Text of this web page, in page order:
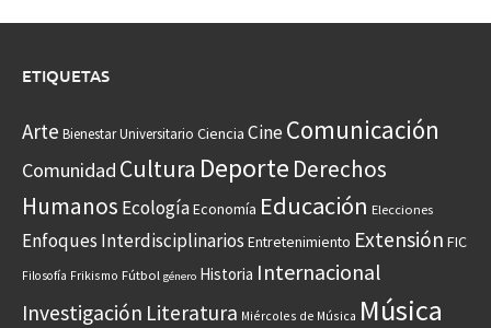
ETIQUETAS
Arte Bienestar Universitario Ciencia CineComunicación
Comunidad Cultura Deporte Derechos
Humanos EcologíaEconomía Educación Elecciones
Enfoques Interdisciplinarios Entretenimiento Extensión FIC
Filosofía Frikismo Fútbol género Historia Internacional
Investigación Literatura Miércoles de Música Música